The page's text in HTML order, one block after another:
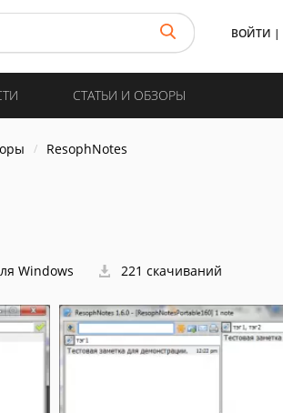
ВОЙТИ |
СТАТЬИ И ОБЗОРЫ
ResophNotes
Windows 221 скачиваний